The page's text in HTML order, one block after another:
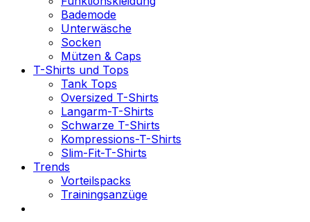
Bademode
Unterwäsche
Socken
Mützen & Caps
T-Shirts und Tops
Tank Tops
Oversized T-Shirts
Langarm-T-Shirts
Schwarze T-Shirts
Kompressions-T-Shirts
Slim-Fit-T-Shirts
Trends
Vorteilspacks
Trainingsanzüge